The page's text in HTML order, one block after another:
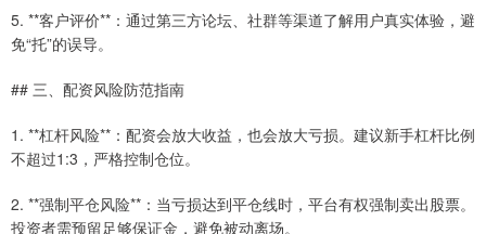
5. **客户评价**：通过第三方论坛、社群等渠道了解用户真实体验，避
免“托”的误导。
## 三、配资风险防范指南
1. **杠杆风险**：配资会放大收益，也会放大亏损。建议新手杠杆比例
不超过1:3，严格控制仓位。
2. **强制平仓风险**：当亏损达到平仓线时，平台有权强制卖出股票。
投资者需预留足够保证金，避免被动离场。